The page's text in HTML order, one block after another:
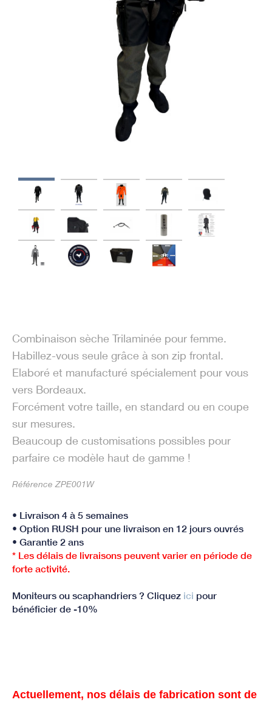
Combinaison sèche Trilaminée pour femme.
Habillez-vous seule grâce à son zip frontal.
Elaboré et manufacturé spécialement pour vous
vers Bordeaux.
Forcément votre taille, en standard ou en coupe
sur mesures.
Beaucoup de customisations possibles pour
parfaire ce modèle haut de gamme !
Référence ZPE001W
• Livraison 4 à 5 semaines
• Option RUSH pour une livraison en 12 jours ouvrés
• Garantie 2 ans
* Les délais de livraisons peuvent varier en période de
forte activité.
Moniteurs ou scaphandriers ? Cliquez ici pour
bénéficier de -10%
Actuellement, nos délais de fabrication sont de